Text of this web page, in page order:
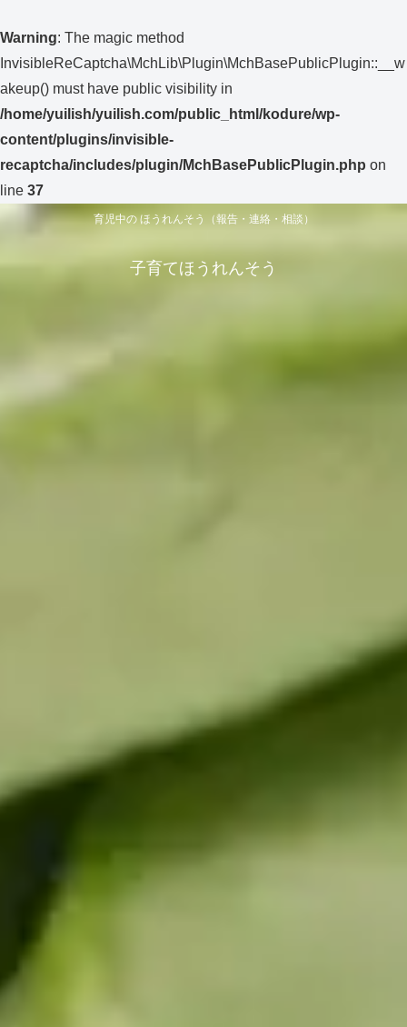
Warning: The magic method
InvisibleReCaptcha\MchLib\Plugin\MchBasePublicPlugin::__w
akeup() must have public visibility in
/home/yuilish/yuilish.com/public_html/kodure/wp-
content/plugins/invisible-
recaptcha/includes/plugin/MchBasePublicPlugin.php on
line 37
育児中の ほうれんそう（報告・連絡・相談）
子育てほうれんそう